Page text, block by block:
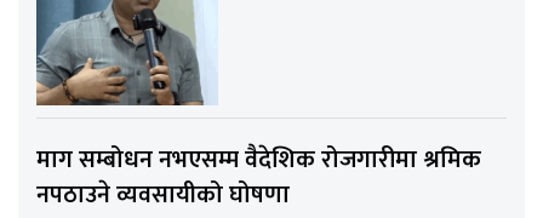
माग सम्बोधन नभएसम्म वैदेशिक रोजगारीमा श्रमिक
नपठाउने व्यवसायीको घोषणा